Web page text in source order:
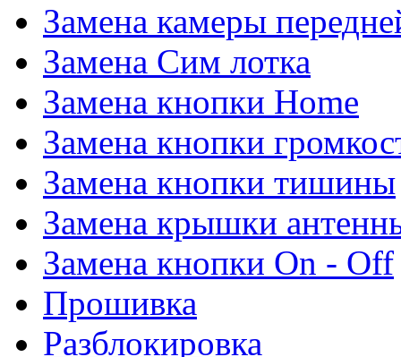
Замена камеры
Замена Сим лотка
Замена кнопки Home
Замена кнопки
Замена кнопки тишины
Замена крышки
Замена кнопки On - Off
Прошивка
Разблокировка